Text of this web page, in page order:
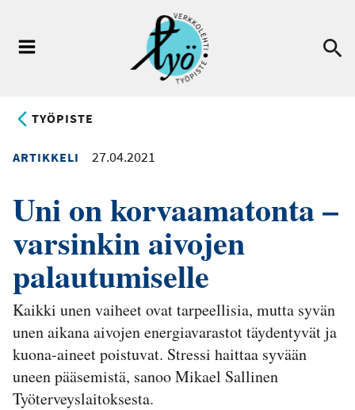
pääsisältöön
TYÖPISTE
ARTIKKELI 27.04.2021
Uni on korvaamatonta –
varsinkin aivojen
palautumiselle
Kaikki unen vaiheet ovat tarpeellisia, mutta syvän
unen aikana aivojen energiavarastot täydentyvät ja
kuona-aineet poistuvat. Stressi haittaa syvään
uneen pääsemistä, sanoo Mikael Sallinen
Työterveyslaitoksesta.